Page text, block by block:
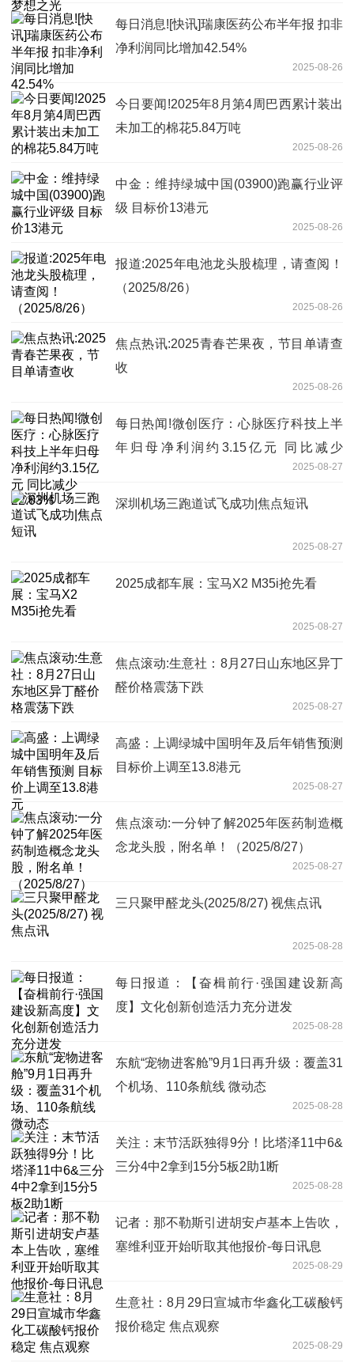
每日消息![快讯]瑞康医药公布半年报 扣非
净利润同比增加42.54%
2025-08-26
今日要闻!2025年8月第4周巴西累计装出
未加工的棉花5.84万吨
2025-08-26
中金：维持绿城中国(03900)跑赢行业评
级 目标价13港元
2025-08-26
报道:2025年电池龙头股梳理，请查阅！
（2025/8/26）
2025-08-26
焦点热讯:2025青春芒果夜，节目单请查
收
2025-08-26
每日热闻!微创医疗：心脉医疗科技上半
年归母净利润约3.15亿元 同比减少
2025-08-27
深圳机场三跑道试飞成功|焦点短讯
2025-08-27
2025成都车展：宝马X2 M35i抢先看
2025-08-27
焦点滚动:生意社：8月27日山东地区异丁
醛价格震荡下跌
2025-08-27
高盛：上调绿城中国明年及后年销售预测
目标价上调至13.8港元
2025-08-27
焦点滚动:一分钟了解2025年医药制造概
念龙头股，附名单！（2025/8/27）
2025-08-27
三只聚甲醛龙头(2025/8/27) 视焦点讯
2025-08-28
每日报道：【奋楫前行·强国建设新高
度】文化创新创造活力充分迸发
2025-08-28
东航“宠物进客舱”9月1日再升级：覆盖31
个机场、110条航线 微动态
2025-08-28
关注：末节活跃独得9分！比塔泽11中6&
三分4中2拿到15分5板2助1断
2025-08-28
记者：那不勒斯引进胡安卢基本上告吹，
塞维利亚开始听取其他报价-每日讯息
2025-08-29
生意社：8月29日宣城市华鑫化工碳酸钙
报价稳定 焦点观察
2025-08-29